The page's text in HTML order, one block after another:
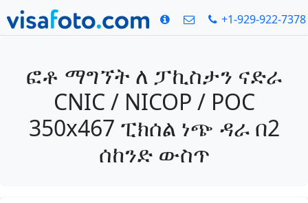
+1-929-922-7378
ፎቶ ማግኘት ለ ፓኪስታን ናድራ
CNIC / NICOP / POC
350x467 ፒክሰል ነጭ ዳራ በ2
ሰከንድ ውስጥ